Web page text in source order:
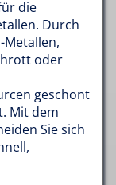
die
Durch
Metallen,
oder
geschont
Mit dem
Sie sich